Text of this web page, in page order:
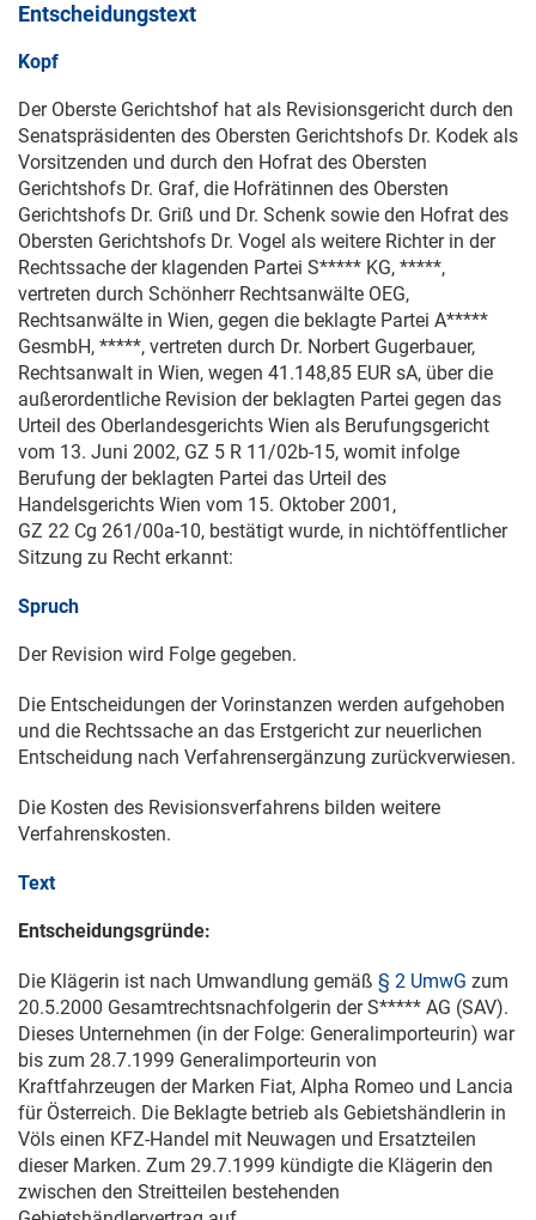
Entscheidungstext
Kopf
Der Oberste Gerichtshof hat als Revisionsgericht durch den
Senatspräsidenten des Obersten Gerichtshofs Dr. Kodek als
Vorsitzenden und durch den Hofrat des Obersten
Gerichtshofs Dr. Graf, die Hofrätinnen des Obersten
Gerichtshofs Dr. Griß und Dr. Schenk sowie den Hofrat des
Obersten Gerichtshofs Dr. Vogel als weitere Richter in der
Rechtssache der klagenden Partei S***** KG, *****,
vertreten durch Schönherr Rechtsanwälte OEG,
Rechtsanwälte in Wien, gegen die beklagte Partei A*****
GesmbH, *****, vertreten durch Dr. Norbert Gugerbauer,
Rechtsanwalt in Wien, wegen 41.148,85 EUR sA, über die
außerordentliche Revision der beklagten Partei gegen das
Urteil des Oberlandesgerichts Wien als Berufungsgericht
vom 13. Juni 2002, GZ 5 R 11/02b-15, womit infolge
Berufung der beklagten Partei das Urteil des
Handelsgerichts Wien vom 15. Oktober 2001 ,
GZ 22 Cg 261/00a-10, bestätigt wurde, in nichtöffentlicher
Sitzung zu Recht erkannt:
Spruch
Der Revision wird Folge gegeben.
Die Entscheidungen der Vorinstanzen werden aufgehoben
und die Rechtssache an das Erstgericht zur neuerlichen
Entscheidung nach Verfahrensergänzung zurückverwiesen.
Die Kosten des Revisionsverfahrens bilden weitere
Verfahrenskosten.
Text
Entscheidungsgründe:
Die Klägerin ist nach Umwandlung gemäß § 2 UmwG zum
20.5.2000 Gesamtrechtsnachfolgerin der S***** AG (SAV).
Dieses Unternehmen (in der Folge: Generalimporteurin) war
bis zum 28.7.1999 Generalimporteurin von
Kraftfahrzeugen der Marken Fiat, Alpha Romeo und Lancia
für Österreich. Die Beklagte betrieb als Gebietshändlerin in
Völs einen KFZ-Handel mit Neuwagen und Ersatzteilen
dieser Marken. Zum 29.7.1999 kündigte die Klägerin den
zwischen den Streitteilen bestehenden